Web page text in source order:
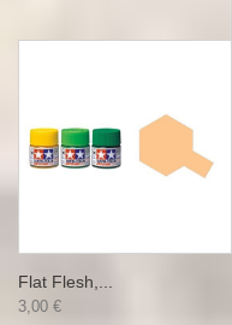
Flat Flesh,...
3,00 €